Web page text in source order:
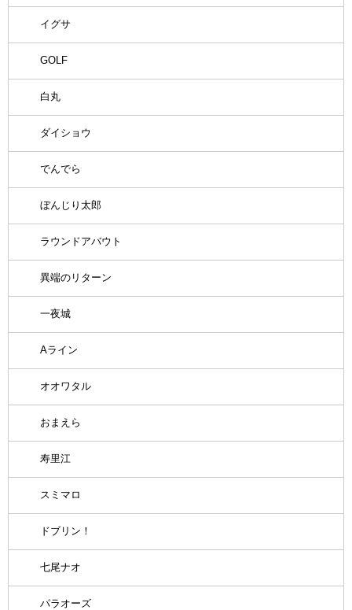
イグサ
GOLF
白丸
ダイショウ
でんでら
ぼんじり太郎
ラウンドアバウト
異端のリターン
一夜城
Aライン
オオワタル
おまえら
寿里江
スミマロ
ドブリン！
七尾ナオ
パラオーズ